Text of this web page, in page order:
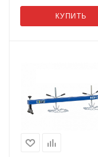
КУПИТЬ